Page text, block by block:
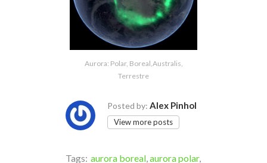
Aurora: Polar, Boreal,Australis,
Terrestre
Posted by: Alex Pinhol
View more posts
Tags: aurora boreal,aurora polar,